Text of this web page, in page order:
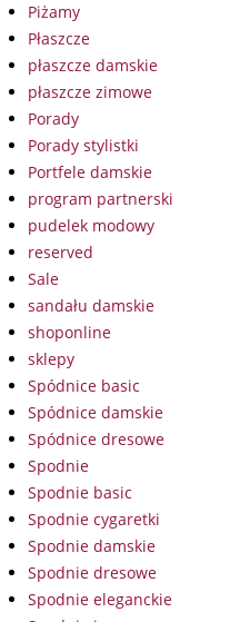
Piżamy
Płaszcze
płaszcze damskie
płaszcze zimowe
Porady
Porady stylistki
Portfele damskie
program partnerski
pudelek modowy
reserved
Sale
sandału damskie
shoponline
sklepy
Spódnice basic
Spódnice damskie
Spódnice dresowe
Spodnie
Spodnie basic
Spodnie cygaretki
Spodnie damskie
Spodnie dresowe
Spodnie eleganckie